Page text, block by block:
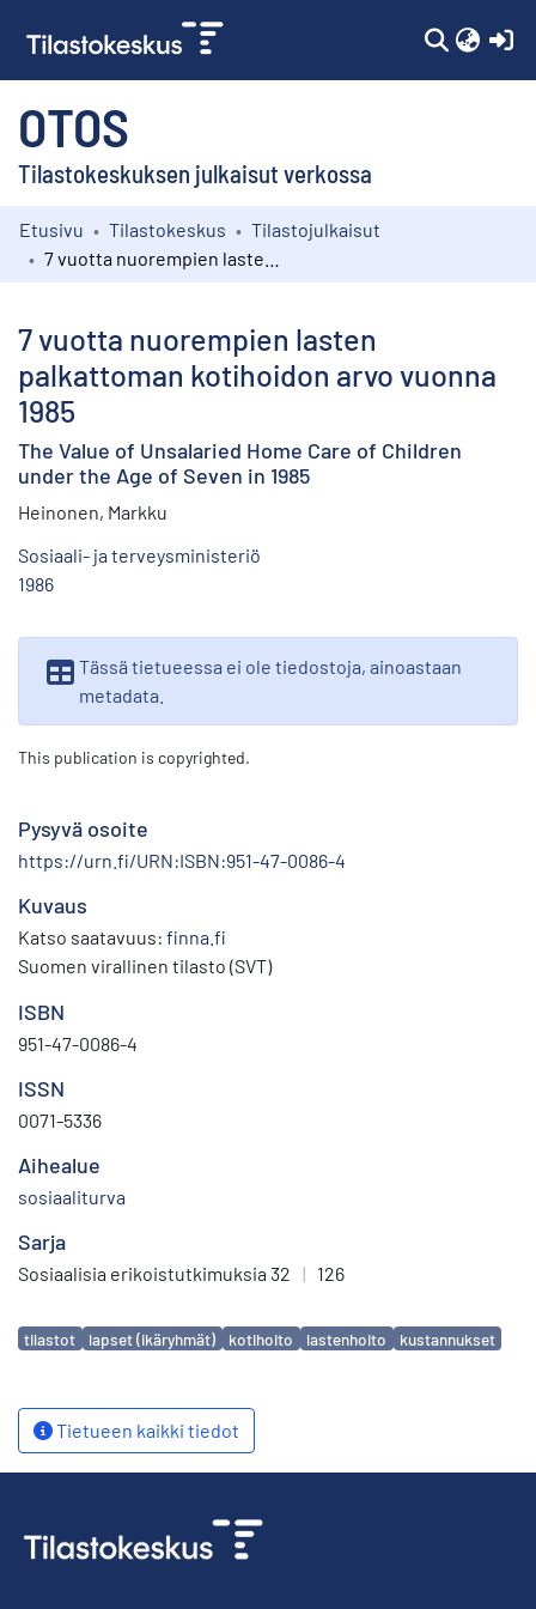
OTOS
Tilastokeskuksen julkaisut verkossa
Kokoelmat
Etusivu Tilastokeskus
Tilastojulkaisut
7 vuotta nuorempien lasten
palkattoman kotihoidon arvo vuonna
1985
The Value of Unsalaried Home Care of Children
under the Age of Seven in 1985
Heinonen, Markku
Sosiaali- ja terveysministeriö
1986
Tässä tietueessa ei ole tiedostoja, ainoastaan
metadata.
This publication is copyrighted.
Pysyvä osoite
https://urn.fi/URN:ISBN:951-47-0086-4
Kuvaus
Katso saatavuus: finna.fi
Suomen virallinen tilasto (SVT)
ISBN
951-47-0086-4
ISSN
0071-5336
Aihealue
sosiaaliturva
Sarja
Sosiaalisia erikoistutkimuksia 32 | 126
Avainsanat
tilastot lapset (ikäryhmät) kotihoito lastenhoito kustannukset
Tietueen kaikki tiedot